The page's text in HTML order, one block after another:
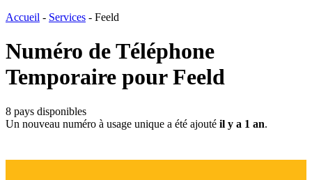
Accueil - Services - Feeld
Numéro de Téléphone
Temporaire pourFeeld
8 pays disponibles
Un nouveau numéro à usage unique a été ajouté il y a 1 an.